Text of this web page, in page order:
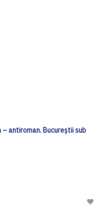
antiroman. Bucureștii sub